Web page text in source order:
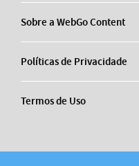
Sobre a WebGo Content
Políticas de Privacidade
Termos de Uso